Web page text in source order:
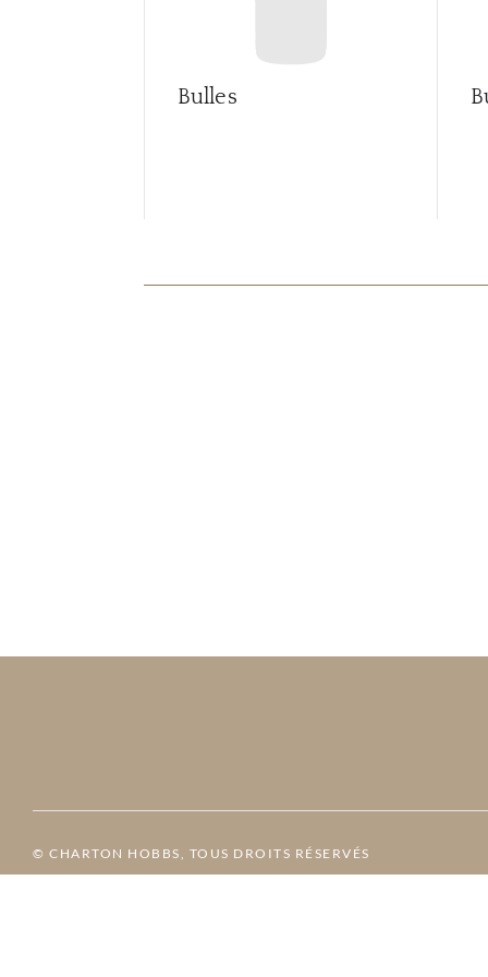
Bulles
© CHARTON HOBBS, TOUS DROITS RÉSERVÉS